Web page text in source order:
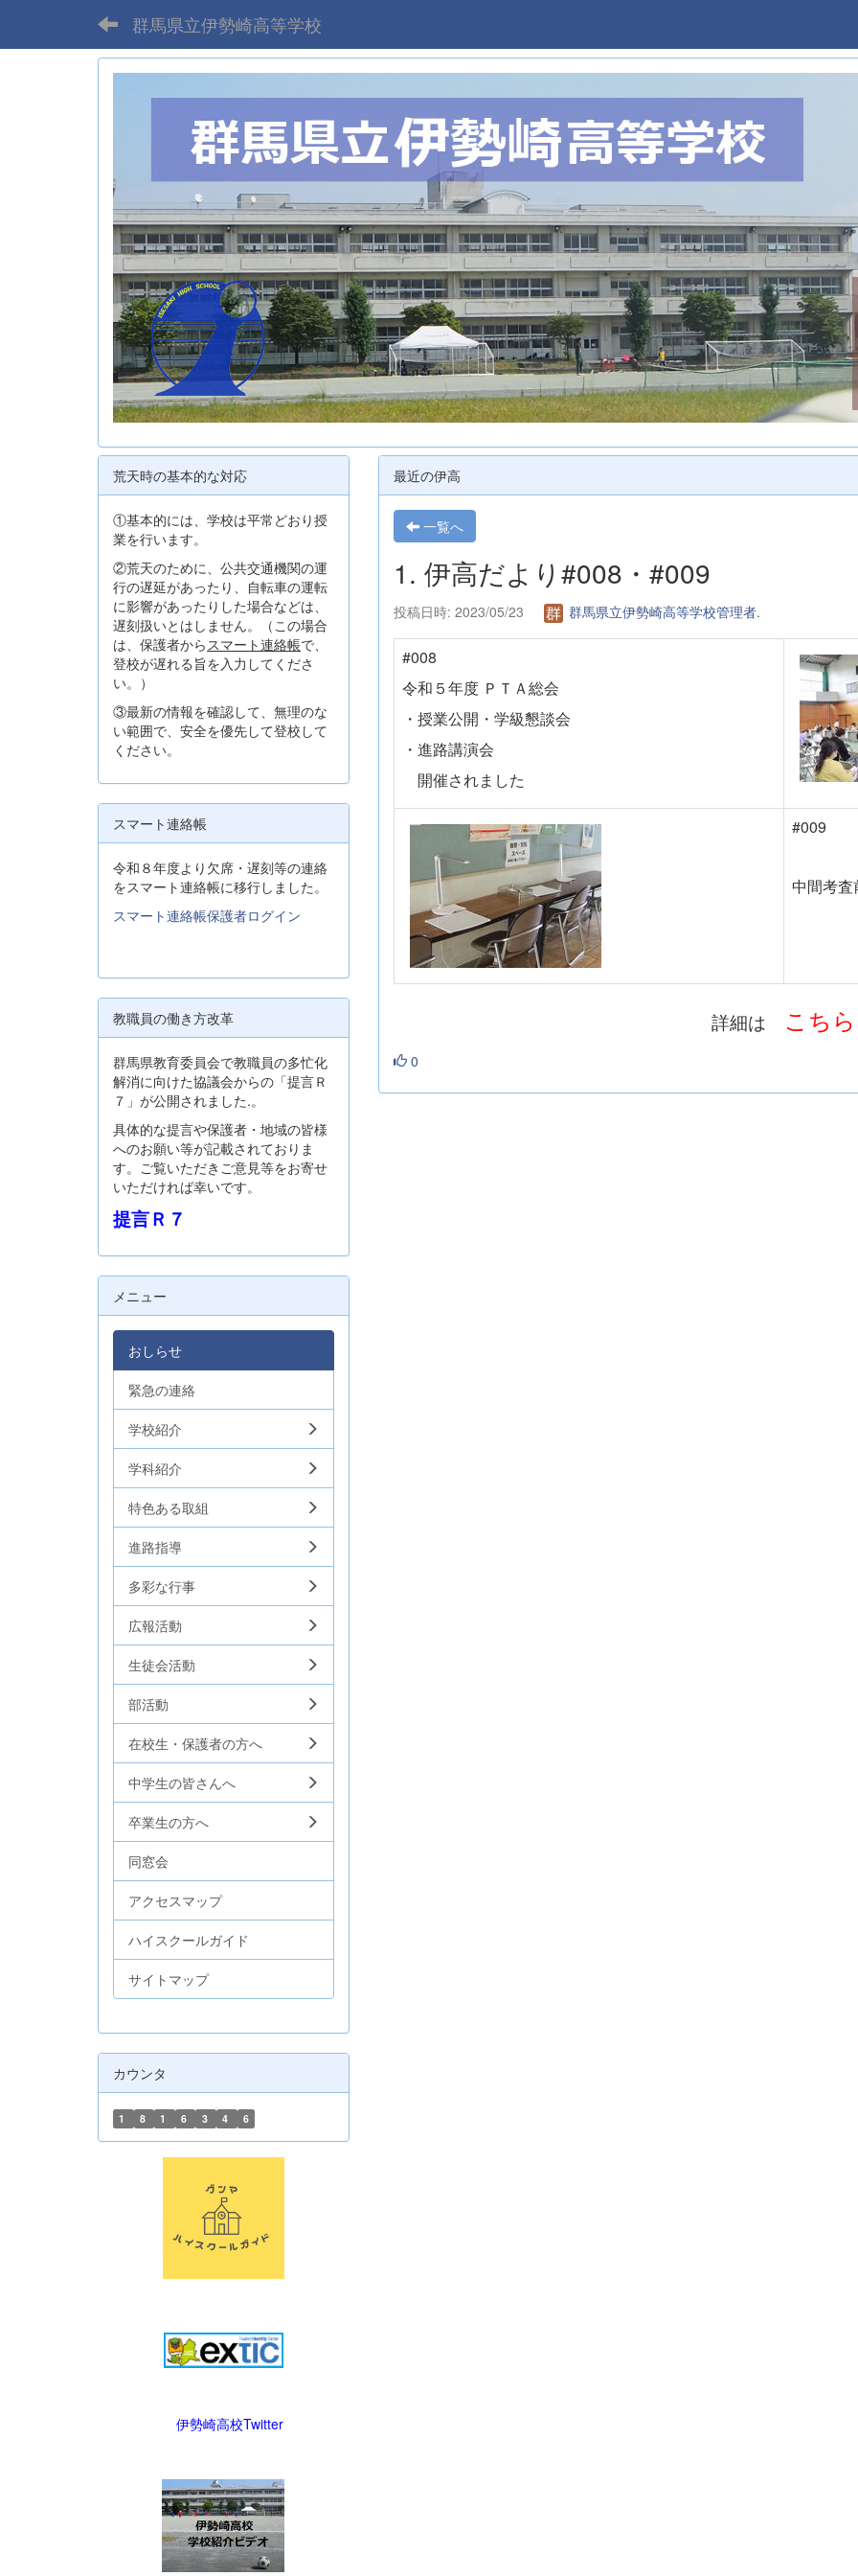
群馬県立伊勢崎高等学校
最近の伊高
一覧へ
1. 伊高だより#008・#009
投稿日時: 2023/05/23 群馬県立伊勢崎高等学校管理者.
#008
令和５年度 ＰＴＡ総会
・授業公開・学級懇談会
・進路講演会
開催されました
#009
中間考
詳細は こちら
0
荒天時の基本的な対応
①基本的には、学校は平常どおり授
業を行います。
②荒天のために、公共交通機関の運
行の遅延があったり、自転車の運転
に影響があったりした場合などは、
遅刻扱いとはしません。（この場合
は、保護者から スマート連絡帳で、
登校が遅れる旨を入力してくださ
い。）
③最新の情報を確認して、無理のな
い範囲で、安全を優先して登校して
ください。
スマート連絡帳
令和８年度より欠席・遅刻等の連絡
をスマート連絡帳に移行しました。
スマート連絡帳保護者ログイン
教職員の働き方改革
群馬県教育委員会で教職員の多忙化
解消に向けた協議会からの「提言Ｒ
７」が公開されました.。
具体的な提言や保護者・地域の皆様
へのお願い等が記載されておりま
す。ご覧いただきご意見等をお寄せ
いただければ幸いです。
提言Ｒ７
メニュー
おしらせ
緊急の連絡
学校紹介
学科紹介
特色ある取組
進路指導
多彩な行事
広報活動
生徒会活動
部活動
在校生・保護者の方へ
中学生の皆さんへ
卒業生の方へ
同窓会
アクセスマップ
ハイスクールガイド
サイトマップ
カウンタ
1 8 1 6 3 4 6
伊勢崎高校Twitter